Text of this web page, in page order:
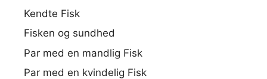
Kendte Fisk
Fisken og sundhed
Par med en mandlig Fisk
Par med en kvindelig Fisk